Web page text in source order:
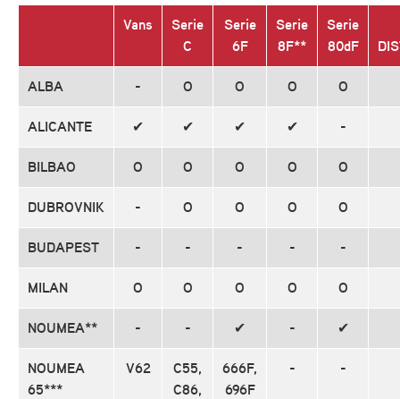
Vans
Serie
C
Serie
6F
Serie
8F**
Serie
80dF
ALBA - O O O O
ALICANTE ✔ ✔ ✔ ✔ -
BILBAO O O O O O
DUBROVNIK - O O O O
BUDAPEST - - - - -
MILAN O O O O O
NOUMEA** - - ✔ - ✔
NOUMEA
65***
V62
C55,
C86,
666F,
696F
- -